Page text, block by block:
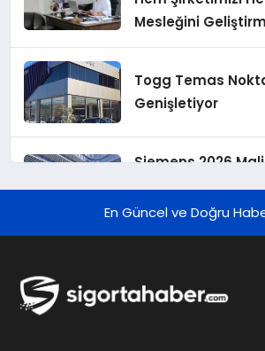
Mesleğini
Hedefliyoruz”
Togg Temas
Genişletiyor
Siemens 2026 Mali
Çeyreğinde Rekor
Yükseltilen EPS
Finansal
En Güncel ve Doğru